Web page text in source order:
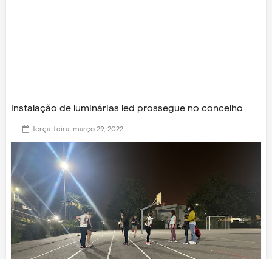
Instalação de luminárias led prossegue no concelho
terça-feira, março 29, 2022